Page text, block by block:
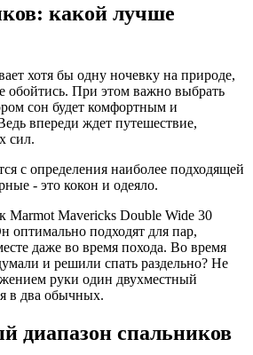
какой лучше
хотя бы одну ночевку на природе,
обойтись. При этом важно выбрать
сон будет комфортным и
впереди ждет путешествие,
сил.
с определения наиболее подходящей
- это кокон и одеяло.
Marmot Mavericks Double Wide 30
оптимально подходят для пар,
даже во время похода. Во время
и решили спать раздельно? Не
руки один двухместный
в два обычных.
диапазон спальников